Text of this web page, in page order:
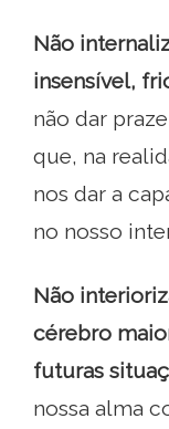
Não
insensível,
não dar
que, na
nos dar a
no nosso
Não
cérebro
futuras
nossa alma